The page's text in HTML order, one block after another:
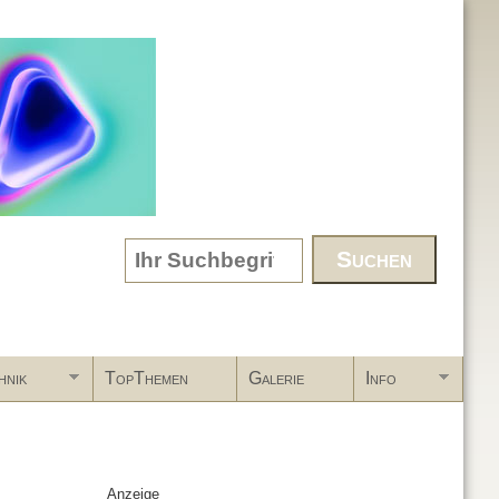
Search form
TopThemen Galerie Info
Anzeige